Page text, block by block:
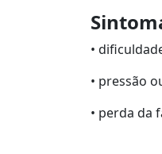
•
• pressão
• perda da